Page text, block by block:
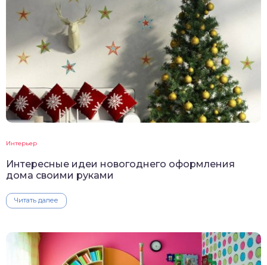
Интерьер
Интересные идеи новогоднего оформления
дома своими руками
Читать далее